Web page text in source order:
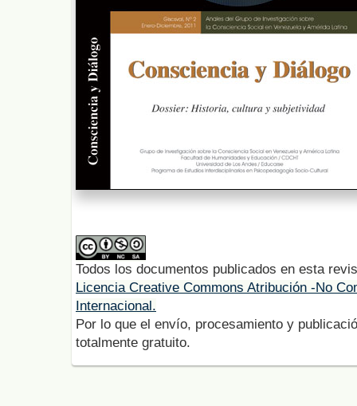
Todos los documentos publicados en esta
Licencia Creative Commons Atribución -No
Internacional.
Por lo que el envío, procesamiento y
totalmente gratuito.